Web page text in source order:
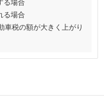
る場合
る場合
車税の額が大きく上がり